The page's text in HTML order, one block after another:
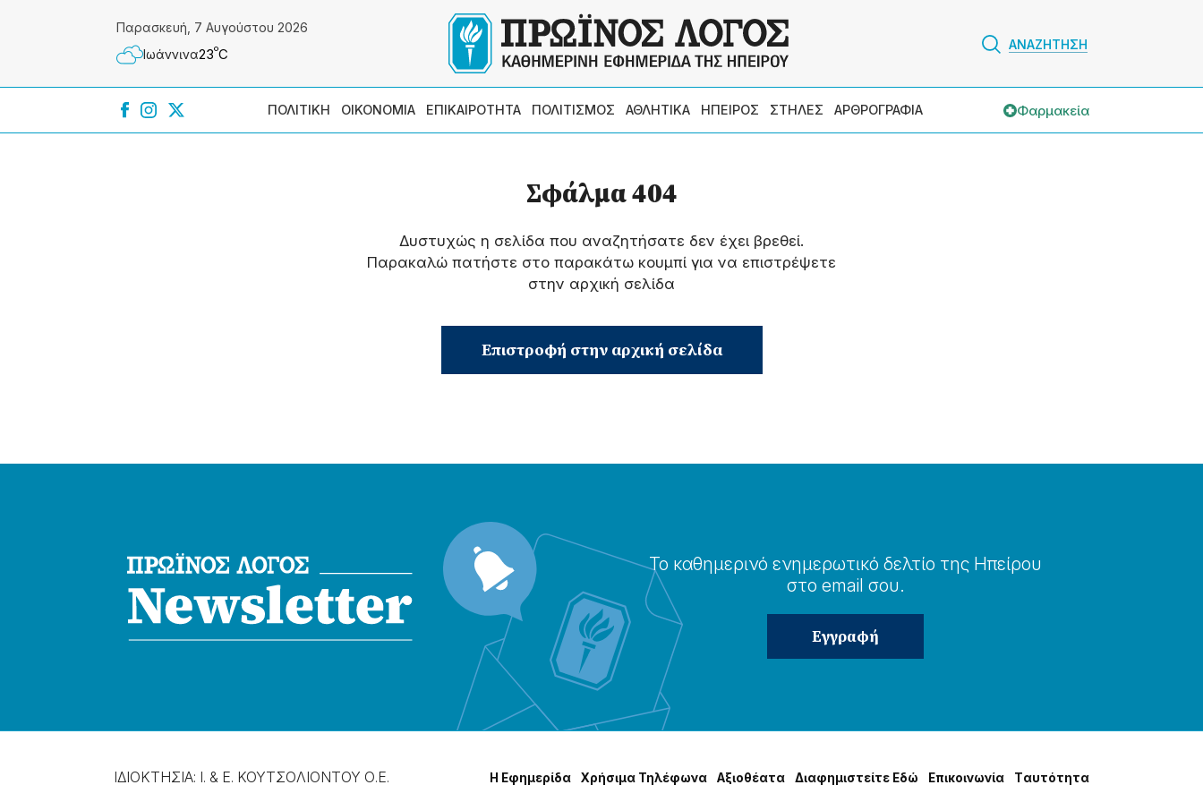
Παρασκευή, 7 Αυγούστου 2026
Ιωάννɩνα23ºC
ΑΝΑΖΗΤΗΣΗ
ΠΟΛΙΤΙΚΗ ΟΙΚΟΝΟΜΙΑ ΕΠΙΚΑΙΡΟΤΗΤΑ ΠΟΛΙΤΙΣΜΟΣ ΑΘΛΗΤΙΚΑ ΗΠΕΙΡΟΣ ΣΤΗΛΕΣ ΑΡΘΡΟΓΡΑΦΙΑ Φαρμακεία
Σφάλμα 404
Δυστυχώς η σελίδα που αναζητήσατε δεν έχει βρεθεί.
Παρακαλώ πατήστε στο παρακάτω κουμπί για να επιστρέψετε
στην αρχική σελίδα
Επιστροφή στην αρχική σελίδα
Το καθημερɩνό ενημερωτɩκό δελτίο της Ηπείρου
στο email σου.
ΙΔΙΟΚΤΗΣΙΑ: Ι. & Ε. ΚΟΥΤΣΟΛΙΟΝΤΟΥ Ο.Ε. Η Εφημερίδα Χρήσɩμα Τηλέφωνα Αξɩοθέατα Δɩαφημɩστείτε Εδώ Επɩκοɩνωνία Tαυτότητα